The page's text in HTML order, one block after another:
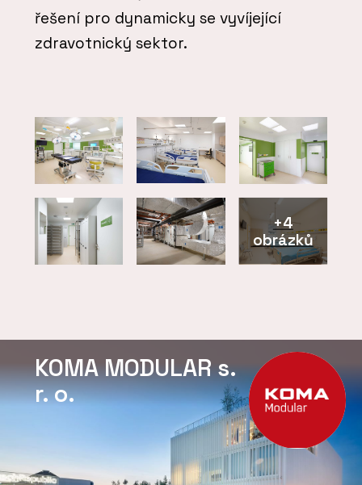
řešení pro dynamicky se vyvíjející
zdravotnický sektor.
+4
obrázků
KOMA MODULAR s.
r. o.